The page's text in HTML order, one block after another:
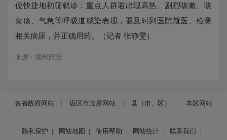
便快捷地初筛就诊；重点人群若出现高热、剧烈咳嗽、咳
黄痰、气急等呼吸道感染表现，要及时到医院就医、检测
相关病原，并正确用药。（记者 张静雯）
来源：福州日报
各省政府网站 设区市政府网站 县（市、区） 本区网站
隐私保护 | 网站地图 | 使用帮助 | 网站统计 | 联系我们
|